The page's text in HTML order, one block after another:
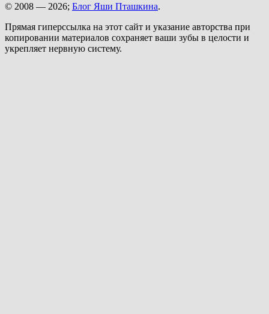
© 2008 — 2026; Блог Яши Пташкина.
Прямая гиперссылка на этот сайт и указание авторства при
копировании материалов сохраняет ваши зубы в целости и
укрепляет нервную систему.